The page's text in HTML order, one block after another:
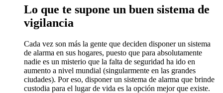
Lo que te supone un buen sistema de
vigilancia
Cada vez son más la gente que deciden disponer un sistema
de alarma en sus hogares, puesto que para absolutamente
nadie es un misterio que la falta de seguridad ha ido en
aumento a nivel mundial (singularmente en las grandes
ciudades). Por eso, disponer un sistema de alarma que brinde
custodia para el lugar de vida es la opción mejor que existe.